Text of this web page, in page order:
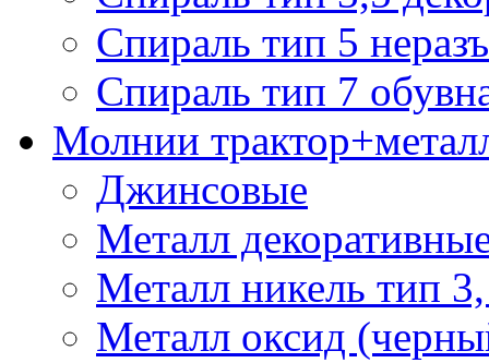
Спираль тип 5
Спираль тип 7
Молнии
Джинсовые
Металл
Металл никель тип
Металл оксид